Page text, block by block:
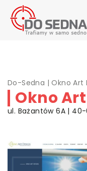
Do-Sedna |Okno Art
Okno
ul. Bażantów 6A |